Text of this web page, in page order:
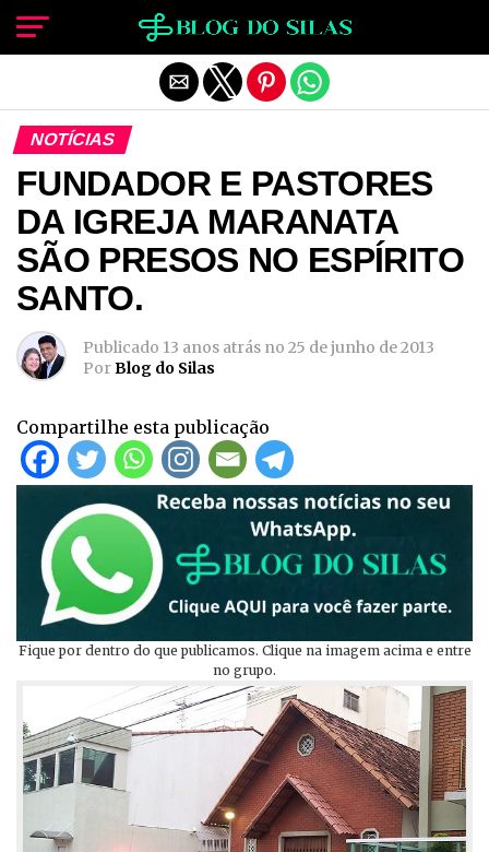
NOTÍCIAS
FUNDADOR E PASTORES
DA IGREJA MARANATA
SÃO PRESOS NO ESPÍRITO
SANTO.
Publicado 13 anos atrás no 25 de junho de 2013
PorBlog do Silas
Compartilhe esta publicação
Fique por dentro do que publicamos. Clique na imagem acima e entre
no grupo.
Sair da versão mobile